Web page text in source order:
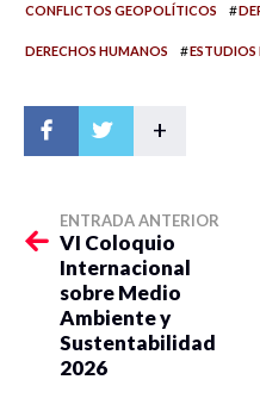
CONFLICTOS GEOPOLÍTICOS #
DERECHOS HUMANOS #ESTUDIOS
+
ENTRADA ANTERIOR
VI Coloquio
Internacional
sobre Medio
Ambiente y
Sustentabilidad
2026